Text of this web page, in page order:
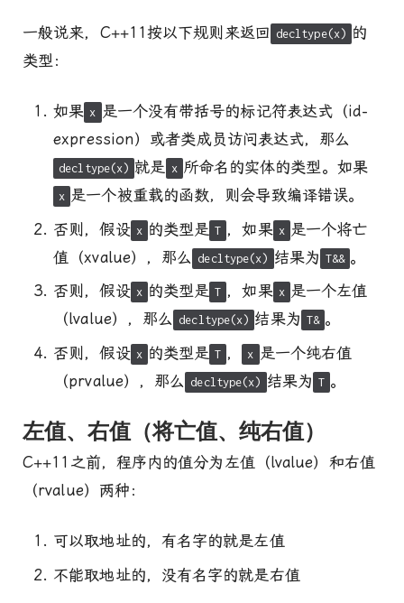
一般说来，C++11按以下规则来返回 decltype(x) 的
类型：
如果 x
是一个没有带括号的标记符表达式（id-
expression）或者类成员访问表达式，那么
decltype(x) 就是 x 所命名的实体的类型。如果
x 是一个被重载的函数，则会导致编译错误。
否则，假设 x 的类型是 T ，如果 x 是一个将亡
值（xvalue），那么
decltype(x) 结果为 T&& 。
否则，假设 x 的类型是 T ，如果 x 是一个左值
（lvalue），那么 decltype(x) 结果为 T& 。
否则，假设 x 的类型是 T ， x 是一个纯右值
（prvalue），那么 decltype(x) 结果为 T 。
左值、右值（将亡值、纯右值）
C++11之前，程序内的值分为左值（lvalue）和右值
（rvalue）两种：
可以取地址的，有名字的就是左值
不能取地址的，没有名字的就是右值